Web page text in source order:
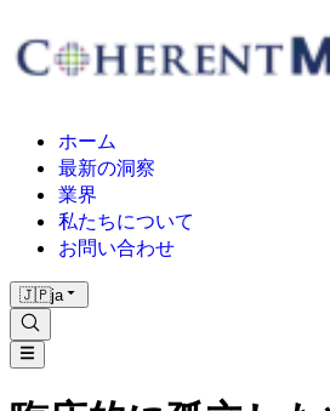
ホーム
最新の洞察
業界
私たちについて
お問い合わせ
🇯🇵ja